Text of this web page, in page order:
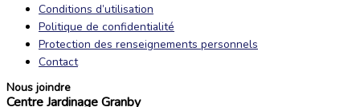
Conditions d’utilisation
Politique de confidentialité
Protection des renseignements personnels
Contact
Nous joindre
Centre Jardinage Granby